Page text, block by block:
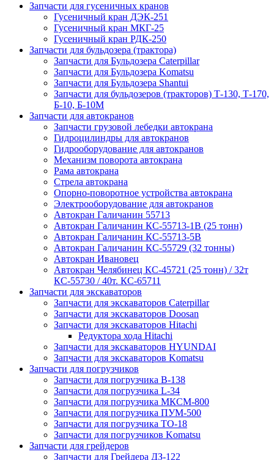
Запчасти для гусеничных кранов
Гусеничный кран ДЭК-251
Гусеничный кран МКГ-25
Гусеничный кран РДК-250
Запчасти для бульдозера (трактора)
Запчасти для Бульдозера Caterpillar
Запчасти для Бульдозера Komatsu
Запчасти для Бульдозера Shantui
Запчасти для бульдозеров (тракторов) Т-130, Т-170,
Б-10, Б-10М
Запчасти для автокранов
Запчасти грузовой лебедки автокрана
Гидроцилиндры для автокранов
Гидрооборудование для автокранов
Механизм поворота автокрана
Рама автокрана
Стрела автокрана
Опорно-поворотное устройства автокрана
Электрооборудование для автокранов
Автокран Галичанин 55713
Автокран Галичанин КС-55713-1В (25 тонн)
Автокран Галичанин КС-55713-5В
Автокран Галичанин КС-55729 (32 тонны)
Автокран Ивановец
Автокран Челябинец КС-45721 (25 тонн) / 32т
КС-55730 / 40т. КС-65711
Запчасти для экскаваторов
Запчасти для экскаваторов Caterpillar
Запчасти для экскаваторов Doosan
Запчасти для экскаваторов Hitachi
Редуктора хода Hitachi
Запчасти для экскаваторов HYUNDAI
Запчасти для экскаваторов Komatsu
Запчасти для погрузчиков
Запчасти для погрузчика B-138
Запчасти для погрузчика L-34
Запчасти для погрузчика МКСМ-800
Запчасти для погрузчика ПУМ-500
Запчасти для погрузчика ТО-18
Запчасти для погрузчиков Komatsu
Запчасти для грейдеров
Запчасти для Грейдера ДЗ-122